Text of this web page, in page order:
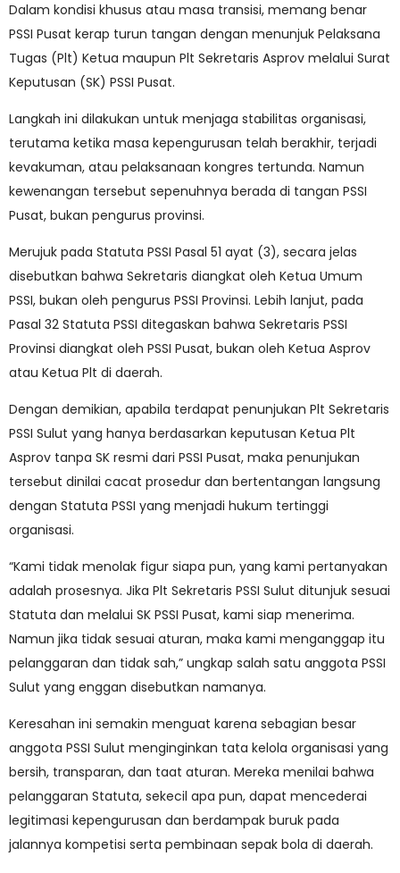
Dalam kondisi khusus atau masa transisi, memang benar
PSSI Pusat kerap turun tangan dengan menunjuk Pelaksana
Tugas (Plt) Ketua maupun Plt Sekretaris Asprov melalui Surat
Keputusan (SK) PSSI Pusat.
Langkah ini dilakukan untuk menjaga stabilitas organisasi,
terutama ketika masa kepengurusan telah berakhir, terjadi
kevakuman, atau pelaksanaan kongres tertunda. Namun
kewenangan tersebut sepenuhnya berada di tangan PSSI
Pusat, bukan pengurus provinsi.
Merujuk pada Statuta PSSI Pasal 51 ayat (3), secara jelas
disebutkan bahwa Sekretaris diangkat oleh Ketua Umum
PSSI, bukan oleh pengurus PSSI Provinsi. Lebih lanjut, pada
Pasal 32 Statuta PSSI ditegaskan bahwa Sekretaris PSSI
Provinsi diangkat oleh PSSI Pusat, bukan oleh Ketua Asprov
atau Ketua Plt di daerah.
Dengan demikian, apabila terdapat penunjukan Plt Sekretaris
PSSI Sulut yang hanya berdasarkan keputusan Ketua Plt
Asprov tanpa SK resmi dari PSSI Pusat, maka penunjukan
tersebut dinilai cacat prosedur dan bertentangan langsung
dengan Statuta PSSI yang menjadi hukum tertinggi
organisasi.
“Kami tidak menolak figur siapa pun, yang kami pertanyakan
adalah prosesnya. Jika Plt Sekretaris PSSI Sulut ditunjuk sesuai
Statuta dan melalui SK PSSI Pusat, kami siap menerima.
Namun jika tidak sesuai aturan, maka kami menganggap itu
pelanggaran dan tidak sah,” ungkap salah satu anggota PSSI
Sulut yang enggan disebutkan namanya.
Keresahan ini semakin menguat karena sebagian besar
anggota PSSI Sulut menginginkan tata kelola organisasi yang
bersih, transparan, dan taat aturan. Mereka menilai bahwa
pelanggaran Statuta, sekecil apa pun, dapat mencederai
legitimasi kepengurusan dan berdampak buruk pada
jalannya kompetisi serta pembinaan sepak bola di daerah.